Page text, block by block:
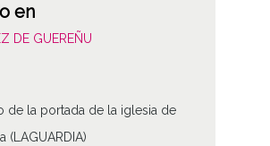
en
DE GUEREÑU
de la portada de la iglesia de
(LAGUARDIA)